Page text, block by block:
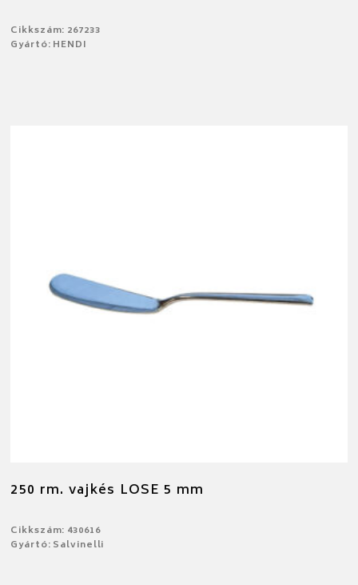
Cikkszám: 267233
Gyártó: HENDI
250 rm. vajkés LOSE 5 mm
Cikkszám: 430616
Gyártó: Salvinelli